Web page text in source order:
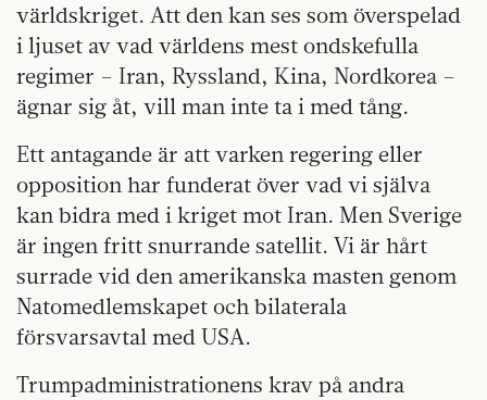
världskriget. Att den kan ses som överspelad
i ljuset av vad världens mest ondskefulla
regimer – Iran, Ryssland, Kina, Nordkorea –
ägnar sig åt, vill man inte ta i med tång.
Ett antagande är att varken regering eller
opposition har funderat över vad vi själva
kan bidra med i kriget mot Iran. Men Sverige
är ingen fritt snurrande satellit. Vi är hårt
surrade vid den amerikanska masten genom
Natomedlemskapet och bilaterala
försvarsavtal med USA.
Trumpadministrationens krav på andra